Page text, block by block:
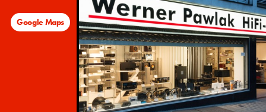
Google Maps